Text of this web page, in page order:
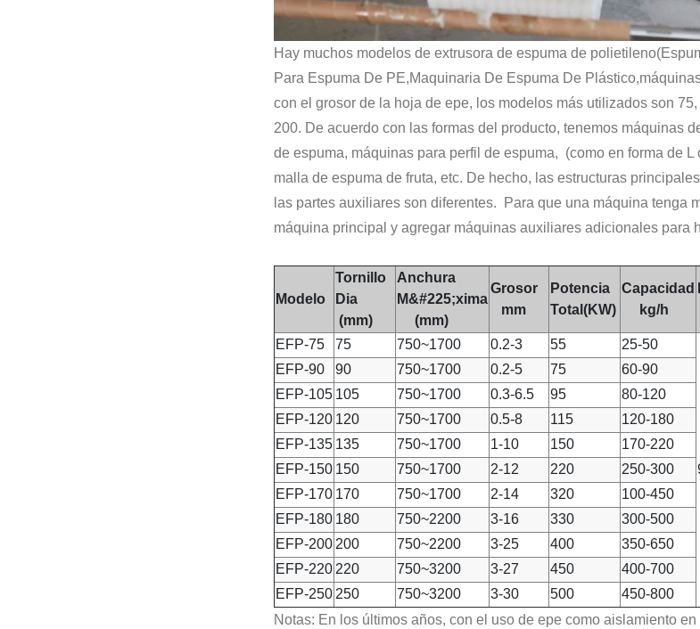
Hay muchos modelos de extrusora de espuma de
Para Espuma De PE,Maquinaria De Espuma De
con el grosor de la hoja de epe, los modelos más utilizados son
200. De acuerdo con las formas del producto, tenemos máquinas
de espuma, máquinas para perfil de espuma, (como en forma de L
malla de espuma de fruta, etc. De hecho, las estructuras
las partes auxiliares son diferentes. Para que una máquina tenga
máquina principal y agregar máquinas auxiliares adicionales para
Modelo
Tornillo
Dia
(mm)
Anchura
M&#225;xima
(mm)
Grosor
mm
Potencia
Total(KW)
Capacidad
kg/h
EFP-75 75 750~1700 0.2-3 55 25-50
EFP-90
90 750~1700 0.2-5 75 60-90
EFP-105 105 750~1700 0.3-6.5 95 80-120
EFP-120 120 750~1700 0.5-8 115 120-180
EFP-135 135 750~1700 1-10 150 170-220
EFP-150 150 750~1700 2-12 220 250-300
EFP-170 170 750~1700 2-14 320 100-450
EFP-180 180 750~2200 3-16 330 300-500
EFP-200 200 750~2200 3-25 400 350-650
EFP-220 220 750~3200 3-27 450 400-700
EFP-250 250 750~3200 3-30 500 450-800
Notas: En los últimos años, con el uso de epe como aislamiento